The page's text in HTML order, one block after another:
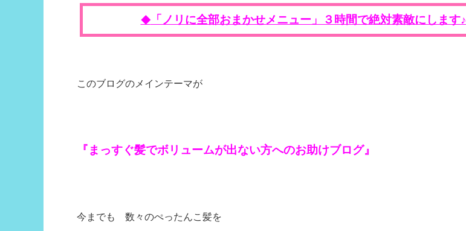
◆「ノリに全部おまかせメニュー」３時間で絶対素敵にします♪
このブログのメインテーマが
『まっすぐ髪でボリュームが出ない方へのお助けブログ』
今までも 数々のぺったんこ髪を